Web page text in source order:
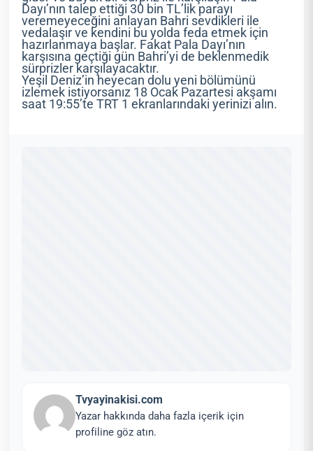
Dayı’nın talep ettiği 30 bin TL’lik parayı
veremeyeceğini anlayan Bahri sevdikleri ile
vedalaşır ve kendini bu yolda feda etmek için
hazırlanmaya başlar. Fakat Pala Dayı’nın
karşısına geçtiği gün Bahri’yi de beklenmedik
sürprizler karşılayacaktır.
Yeşil Deniz’in heyecan dolu yeni bölümünü
izlemek istiyorsanız 18 Ocak Pazartesi akşamı
saat 19:55’te TRT 1 ekranlarındaki yerinizi alın.
Tvyayinakisi.com
Yazar hakkında daha fazla içerik için
profiline göz atın.